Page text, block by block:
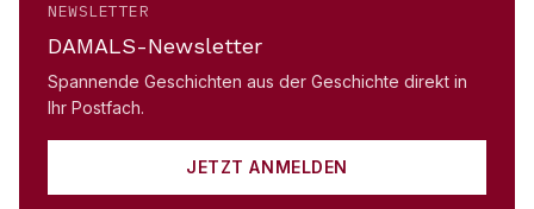
NEWSLETTER
DAMALS-Newsletter
Spannende Geschichten aus der Geschichte direkt in
Ihr Postfach.
JETZT ANMELDEN